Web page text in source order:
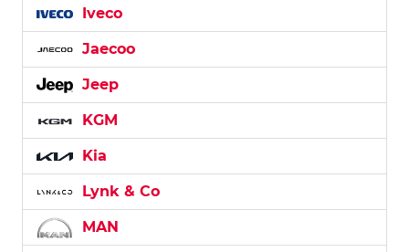
Iveco
Jaecoo
Jeep
KGM
Kia
Lynk & Co
MAN